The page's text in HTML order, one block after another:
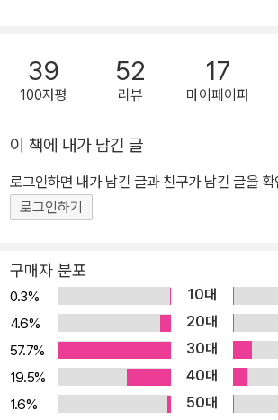
39
100자평
52
리뷰
17
마이페이퍼
이 책에 내가 남긴 글
로그인하면 내가 남긴 글과 친구가 남긴 글을
로그인하기
구매자 분포
0.3% 10대
4.6%
20대
57.7%
30대
19.5%
40대
1.6%
50대